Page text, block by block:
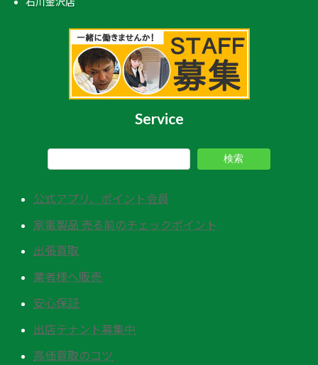
Service
検索
公式アプリ、ポイント会員
家電製品 売る前のチェックポイント
出張買取
業者様へ販売
安心保証
出店テナント募集中
高価買取のコツ